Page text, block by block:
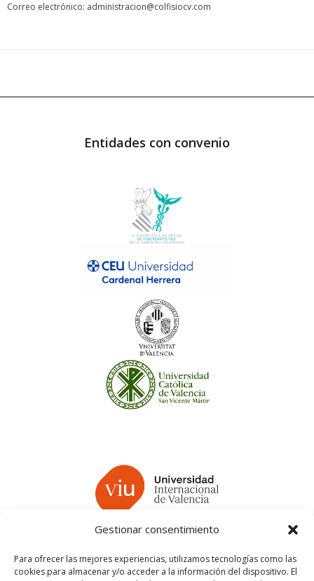
Gestionar consentimiento
Para ofrecer las mejores experiencias, utilizamos tecnologías como las
cookies para almacenar y/o acceder a la información del dispositivo. El
Correo electrónico: administracion@colfisiocv.com
Entidades con convenio